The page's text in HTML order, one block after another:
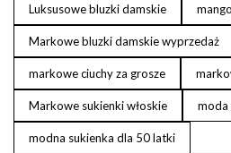
Luksusowe bluzki damskie
Markowe bluzki damskie wyprzedaż
markowe ciuchy za grosze
Markowe sukienki włoskie moda
modna sukienka dla 50 latki